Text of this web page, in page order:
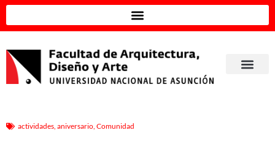
actividades, aniversario, Comunidad